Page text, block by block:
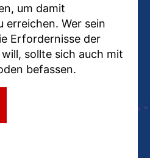
um damit
erreichen. Wer sein
Erfordernisse der
sollte sich auch mit
befassen.